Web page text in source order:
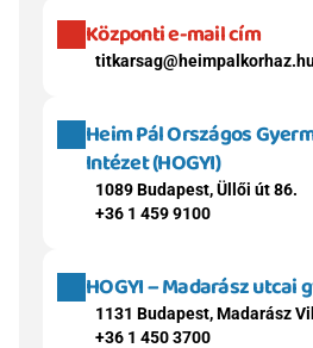
Központi e-mail cím
Heim Pál Országos
Intézet (HOGYI)
1089 Budapest, Üllői út 86.
+36 1 459 9100
HOGYI – Madarász utcai
1131 Budapest, Madarász
+36 1 450 3700